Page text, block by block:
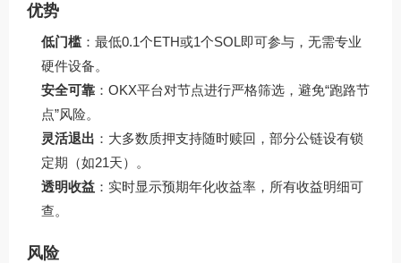
优势
低门槛：最低0.1个ETH或1个SOL即可参与，无需专业
硬件设备。
安全可靠 ：OKX平台对节点进行严格筛选，避免“跑路节
点”风险。
灵活退出 ：大多数质押支持随时赎回，部分公链设有锁
定期（如21天）。
透明收益 ：实时显示预期年化收益率，所有收益明细可
查。
风险